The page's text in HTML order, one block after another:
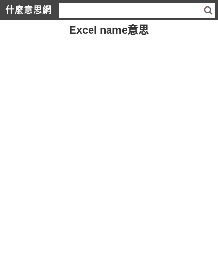
什麼意思網
Excel name意思